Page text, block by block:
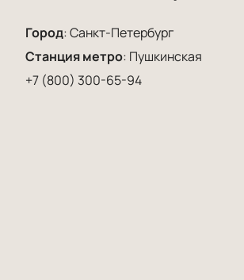
Город:Санкт-Петербург
Станция метро: Пушкинская
+7 (800) 300-65-94